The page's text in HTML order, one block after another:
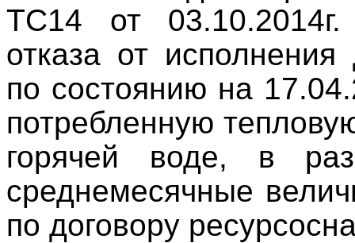
ТС14 от 03.10.2014г.
отказа от исполнения
по состоянию на
потребленную
горячей воде, в
среднемесячные
по договору